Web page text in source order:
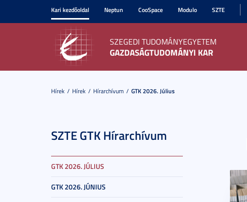
Kari kezdőoldal Neptun CooSpace Modulo SZTE
SZEGEDI TUDOMÁNYEGYETEM
GAZDASÁGTUDOMÁNYI KAR
Hírek Hírek Hírarchívum GTK 2026. Július
SZTE GTK Hírarchívum
GTK 2026. JÚLIUS
GTK 2026. JÚNIUS